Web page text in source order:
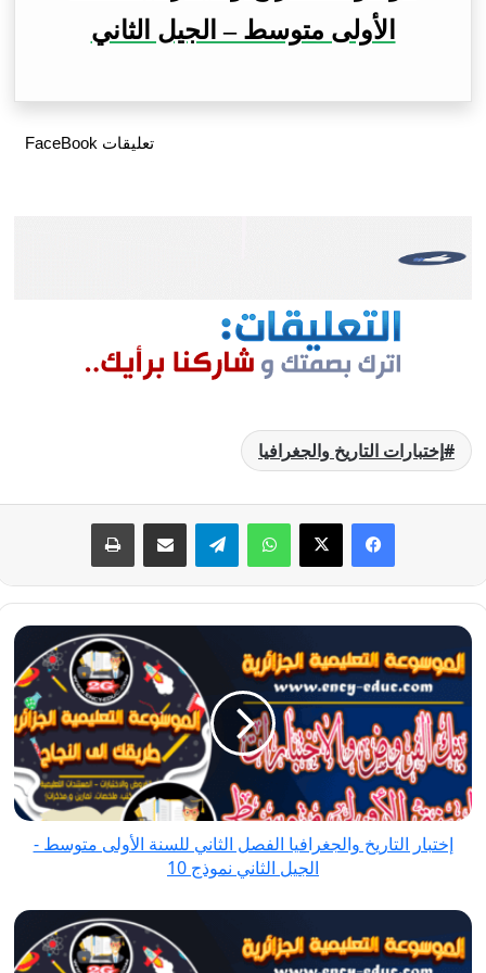
الأولى متوسط – الجيل الثاني
تعليقات FaceBook
إختبارات التاريخ والجغرافيا
فيسبوك
‫X واتسابتيلقراممشاركة عبر البريد طباعة
إختبار
التاريخ
والجغرافيا
الفصل
الثاني
للسنة
الأولى
متوسط
نموذج
10
إختبار التاريخ والجغرافيا الفصل الثاني للسنة الأولى متوسط -
الجيل الثاني نموذج 10
فرض
الفيزياء